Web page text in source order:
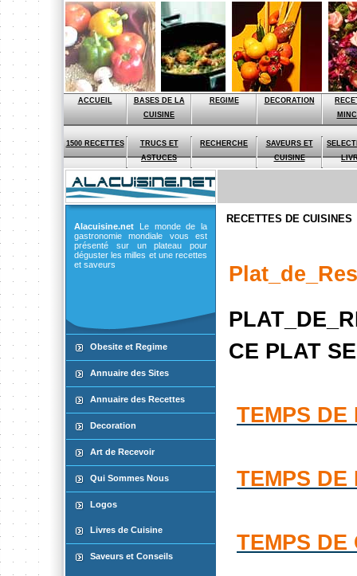
ACCUEIL
BASES DE LA
CUISINE
REGIME DECORATION
1500 RECETTES
TRUCS ET
ASTUCES
RECHERCHE
SAVEURS ET
CUISINE
Alacuisine.net Le monde de la
gastronomie mondiale vous est
présenté sur un plateau pour
déguster les milles et une recettes
et saveurs
Obesite et Regime
Annuaire des Sites
Annuaire des Recettes
Decoration
Art de Recevoir
Qui Sommes Nous
Logos
Livres de Cuisine
Saveurs et Conseils
RECETTES DE CUISINES
CE PLAT
TEMPS DE
TEMPS DE
TEMPS DE